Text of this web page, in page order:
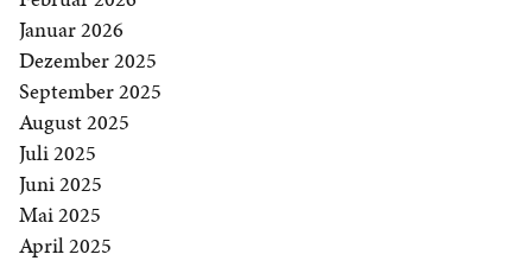
Januar 2026
Dezember 2025
September 2025
August 2025
Juli 2025
Juni 2025
Mai 2025
April 2025